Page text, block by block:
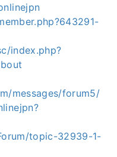
index.php?
messages/forum5/
topic-32939-1-